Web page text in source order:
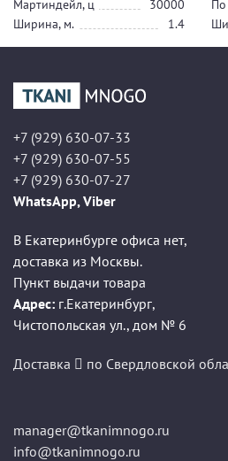
Мартиндейл, ц
30000
Ширина, м.
1.4
+7 (929) 630-07-33
+7 (929) 630-07-55
+7 (929) 630-07-27
WhatsApp, Viber
В Екатеринбурге офиса нет,
доставка из Москвы.
Пункт выдачи товара
Адрес: г.Екатеринбург,
Чистопольская ул., дом № 6
Доставка по Свердловской
manager@tkanimnogo.ru
info@tkanimnogo.ru